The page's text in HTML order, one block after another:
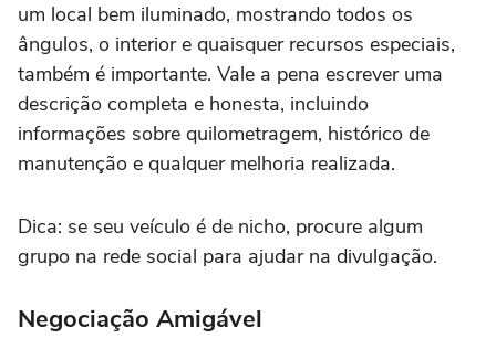
um local bem iluminado, mostrando todos os
ângulos, o interior e quaisquer recursos especiais,
também é importante. Vale a pena escrever uma
descrição completa e honesta, incluindo
informações sobre quilometragem, histórico de
manutenção e qualquer melhoria realizada.
Dica: se seu veículo é de nicho, procure algum
grupo na rede social para ajudar na divulgação.
Negociação Amigável